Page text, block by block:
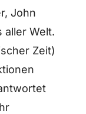
John
aller Welt.
Zeit)